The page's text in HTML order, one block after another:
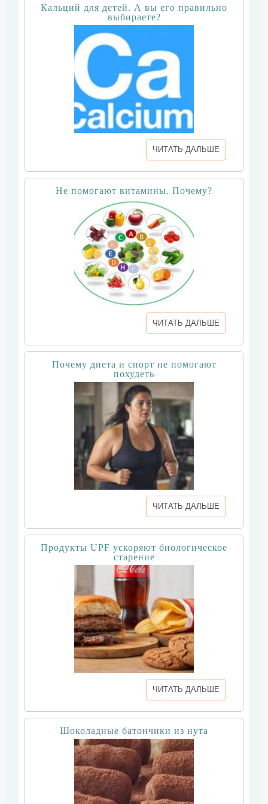
Кальций для детей. А вы его правильно
выбираете?
ЧИТАТЬ ДАЛЬШЕ
Не помогают витамины. Почему?
ЧИТАТЬ ДАЛЬШЕ
Почему диета и спорт не помогают
похудеть
ЧИТАТЬ ДАЛЬШЕ
Продукты UPF ускоряют биологическое
старение
ЧИТАТЬ ДАЛЬШЕ
Шоколадные батончики из нута